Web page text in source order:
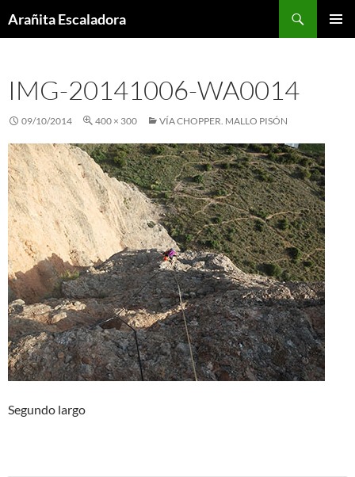
toArañita Escaladora
IMG-20141006-WA0014
09/10/2014 400 × 300 VÍA CHOPPER. MALLO PISÓN
Segundo largo